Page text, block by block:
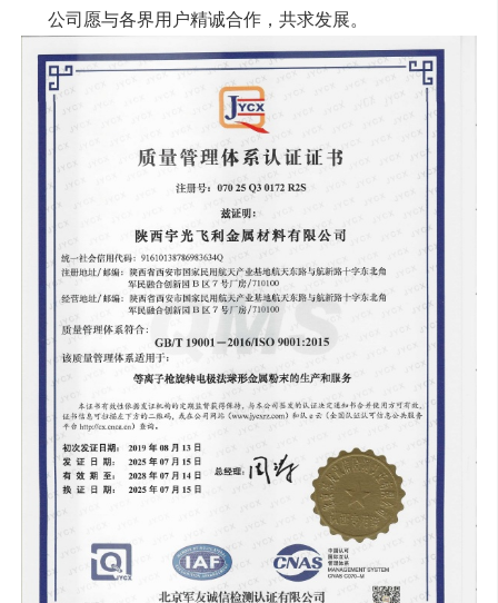
公司愿与各界用户精诚合作，共求发展。